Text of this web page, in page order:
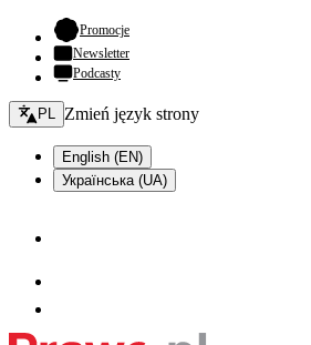
Promocje- otwiera się w nowej karcie
Newsletter
Podcasty
Zmień język - bieżący:
PL Zmień język strony
English (EN)
Українська (UA)